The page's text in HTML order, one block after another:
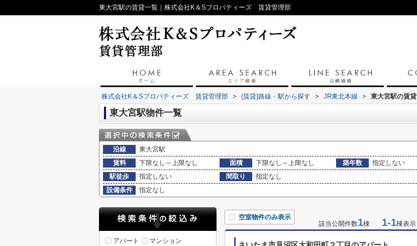
東大宮駅の賃貸一覧｜株式会社K＆Sプロパティーズ 賃貸管理部
株式会社K＆Sプロパティーズ 賃貸管理部 > (賃貸)路線・駅から探す > JR東北本線 > 東大宮駅の賃貸
東大宮駅物件一覧
沿線
東大宮駅
賃料
下限なし～上限なし 面積 下限なし～上限なし 築年数
指定しない
駅徒歩
指定しない 間取り
指定なし
設備条件
指定なし
空室物件のみ表示
該当公開件数1棟 1-1棟表示
アパート
マンション